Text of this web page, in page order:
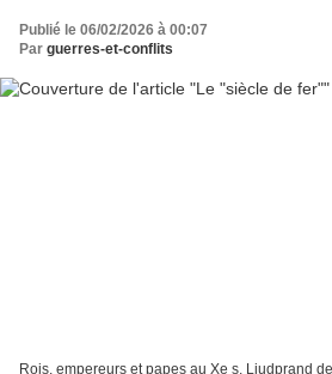
Publié le 06/02/2026 à 00:07
Par guerres-et-conflits
Rois, empereurs et papes au Xe s. Liudprand